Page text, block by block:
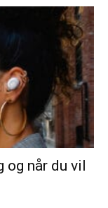
når du vil